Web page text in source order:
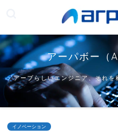
アーパボー（
アープらしいエンジニア、それ
ー
イノベーション